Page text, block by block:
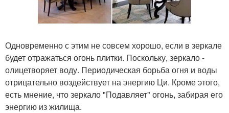
Одновременно с этим не совсем хорошо, если в зеркале
будет отражаться огонь плитки. Поскольку, зеркало -
олицетворяет воду. Периодическая борьба огня и воды
отрицательно воздействует на энергию Ци. Кроме этого,
есть мнение, что зеркало "Подавляет" огонь, забирая его
энергию из жилища.